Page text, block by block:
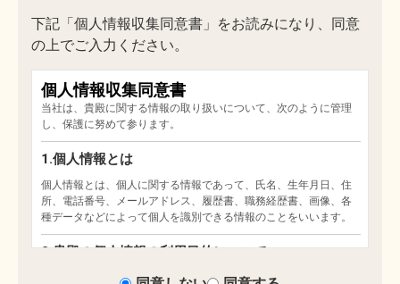
下記「個人情報収集同意書」をお読みになり、同意
の上でご入力ください。